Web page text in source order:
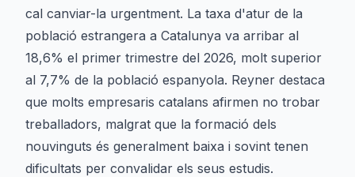
cal canviar-la urgentment. La taxa d'atur de la
població estrangera a Catalunya va arribar al
18,6% el primer trimestre del 2026, molt superior
al 7,7% de la població espanyola. Reyner destaca
que molts empresaris catalans afirmen no trobar
treballadors, malgrat que la formació dels
nouvinguts és generalment baixa i sovint tenen
dificultats per convalidar els seus estudis.